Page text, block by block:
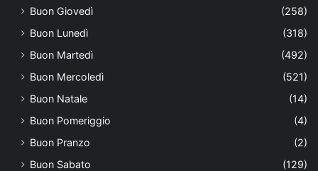
Buon Giovedì
(258)
Buon Lunedì
(318)
Buon Martedì
(492)
Buon Mercoledì
(521)
Buon Natale
(14)
Buon Pomeriggio
(4)
Buon Pranzo
(2)
Buon Sabato
(129)